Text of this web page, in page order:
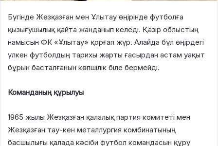
Бүгінде Жезқазған мен Ұлытау өңірінде футболға
қызығушылық қайта жанданып келеді. Қазір облыстың
намысын ФК «Ұлытау» қорғап жүр. Алайда бұл өңірдегі
үлкен футболдың тарихы жарты ғасырдан астам уақыт
бұрын басталғанын көпшілік біле бермейді.
Команданың құрылуы
1965 жылы Жезқазған қалалық партия комитеті мен
Жезқазған тау-кен металлургия комбинатының
басшылығы қалада кәсіби футбол командасын құру